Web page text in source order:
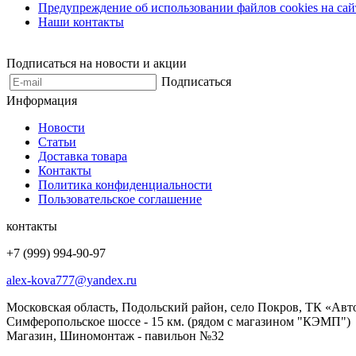
Предупреждение об использовании файлов cookies на
Наши контакты
Подписаться на новости и акции
Подписаться
Информация
Новости
Статьи
Доставка товара
Контакты
Политика конфиденциальности
Пользовательское соглашение
контакты
+7 (999) 994-90-97
alex-kova777@yandex.ru
Московская область, Подольский район, село Покров, ТК
Симферопольское шоссе - 15 км. (рядом с магазином "КЭМП")
Магазин, Шиномонтаж - павильон №32